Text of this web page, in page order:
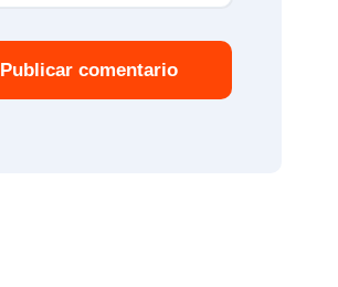
Publicar comentario